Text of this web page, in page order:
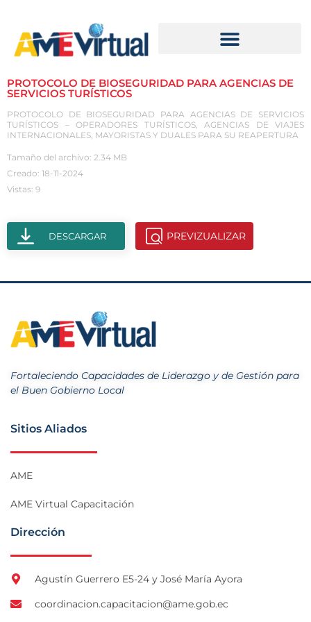
PROTOCOLO DE BIOSEGURIDAD PARA AGENCIAS DE
SERVICIOS TURÍSTICOS
PROTOCOLO DE BIOSEGURIDAD PARA AGENCIAS DE SERVICIOS
TURÍSTICOS – OPERADORES TURÍSTICOS, AGENCIAS DE VIAJES
INTERNACIONALES, MAYORISTAS Y DUALES PARA SU REAPERTURA
Tamaño del archivo: 2.34 MB
Creado: 18-11-2024
Vistas: 9
DESCARGAR PREVIZUALIZAR
Fortaleciendo Capacidades de Liderazgo y de Gestión para
el Buen Gobierno Local
Sitios Aliados
AME
AME Virtual Capacitación
Dirección
Agustín Guerrero E5-24 y José María Ayora
coordinacion.capacitacion@ame.gob.ec